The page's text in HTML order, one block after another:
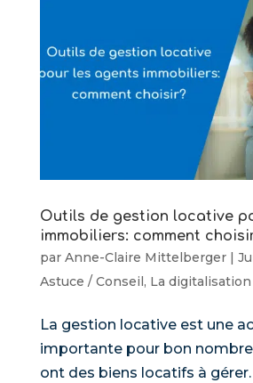
Outils de gestion locative
immobiliers: comment
par Anne-Claire Mittelberger|
Astuce / Conseil, La digitalisation
La gestion locative est une
importante pour bon nombre
ont des biens locatifs à